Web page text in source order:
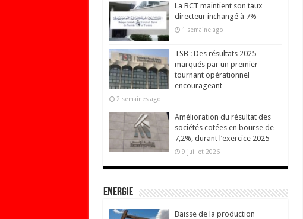
La BCT maintient son taux
directeur inchangé à 7%
1 semaine ago
TSB : Des résultats 2025
marqués par un premier
tournant opérationnel
encourageant
2 semaines ago
Amélioration du résultat des
sociétés cotées en bourse de
7,2%, durant l’exercice 2025
9 juillet 2026
Energie
Baisse de la production